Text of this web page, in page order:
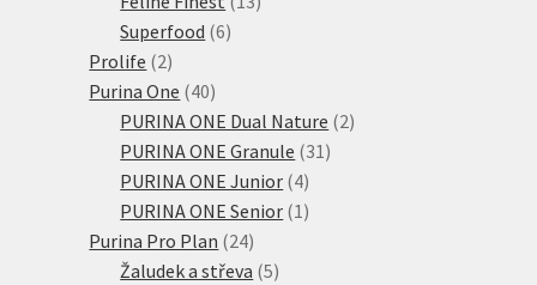
Superfood 66
Prolife 22
produkty
Purina One 4040
produktů
PURINA ONE Dual Nature 22
PURINA ONE Granule 31 31
PURINA ONE Junior 44
produkty
PURINA ONE Senior 1 1
Purina Pro Plan 2424
produktů
Žaludek a střeva 55